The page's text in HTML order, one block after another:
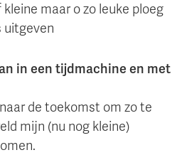
maar o zo leuke ploeg
uitgeven
in een tijdmachine en met
de toekomst om zo te
mijn (nu nog kleine)